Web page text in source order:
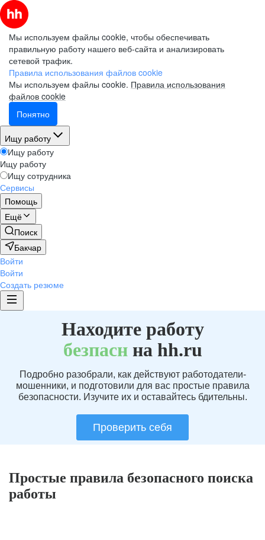
Мы используем файлы cookie, чтобы обеспечивать
правильную работу нашего веб-сайта и анализировать
сетевой трафик.
Правила использования файлов cookie
Мы используем файлы cookie. Правила использования
файлов cookie
Понятно
Ищу работу
Ищу работу
Ищу работу
Ищу сотрудника
Сервисы
Помощь
Ещё
Поиск
Бакчар
Войти
Войти
Создать резюме
Находите работу
безпаснна hh.ru
Подробно разобрали, как действуют работодатели-
мошенники, и подготовили для вас простые правила
безопасности. Изучите их и оставайтесь бдительны.
Проверить себя
Простые правила безопасного поиска
работы